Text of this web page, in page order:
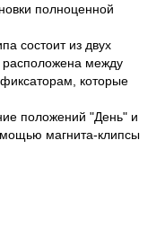
полноценной
состоит из двух
расположена между
которые
положений "День" и
магнита-клипсы